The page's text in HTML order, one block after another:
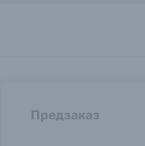
Предзаказ